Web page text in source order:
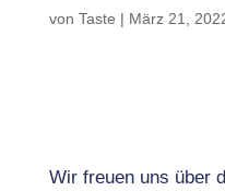
von Taste | März 21,
Wir freuen uns über